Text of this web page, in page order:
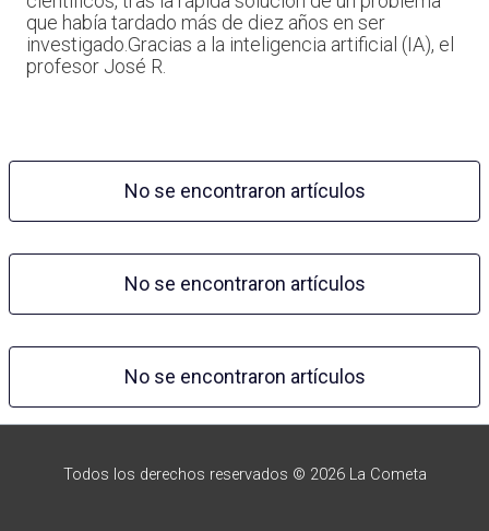
que había tardado más de diez años en ser
investigado.Gracias a la inteligencia artificial (IA), el
profesor José R.
No se encontraron artículos
No se encontraron artículos
No se encontraron artículos
Todos los derechos reservados © 2026 La Cometa